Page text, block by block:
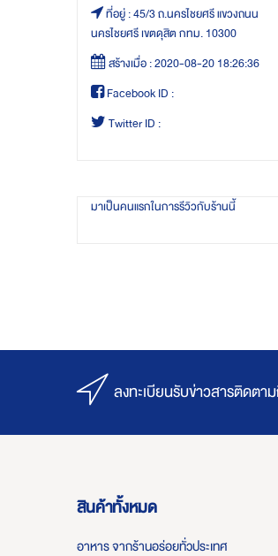
ที่อยู่ :45/3 ถ.นครไชยศรี แขวงถนน
นครไชยศรี เขตดุสิต กทม. 10300
สร้างเมื่อ :2020-08-20 18:26:36
Facebook ID :
Twitter ID :
มาเป็นคนแรกในการรีวิวกับร้านนี้
ลงทะเบียนรับข่าวสารติดตา
สินค้าทั้งหมด
อาหาร จากร้านอร่อยทั่วประเทศ